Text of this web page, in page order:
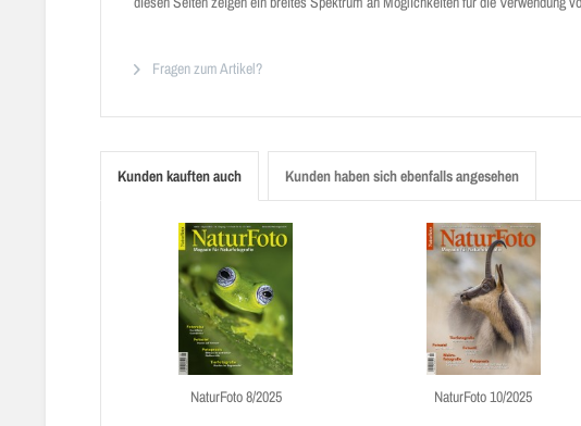
Fragen zum Artikel?
Kunden kauften auch Kunden haben sich ebenfalls angesehen
NaturFoto 8/2025 NaturFoto 10/2025